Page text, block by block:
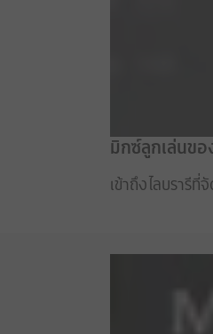
มิกซ์ลูกเล่นขอ
เข้าถึงไลบรารี